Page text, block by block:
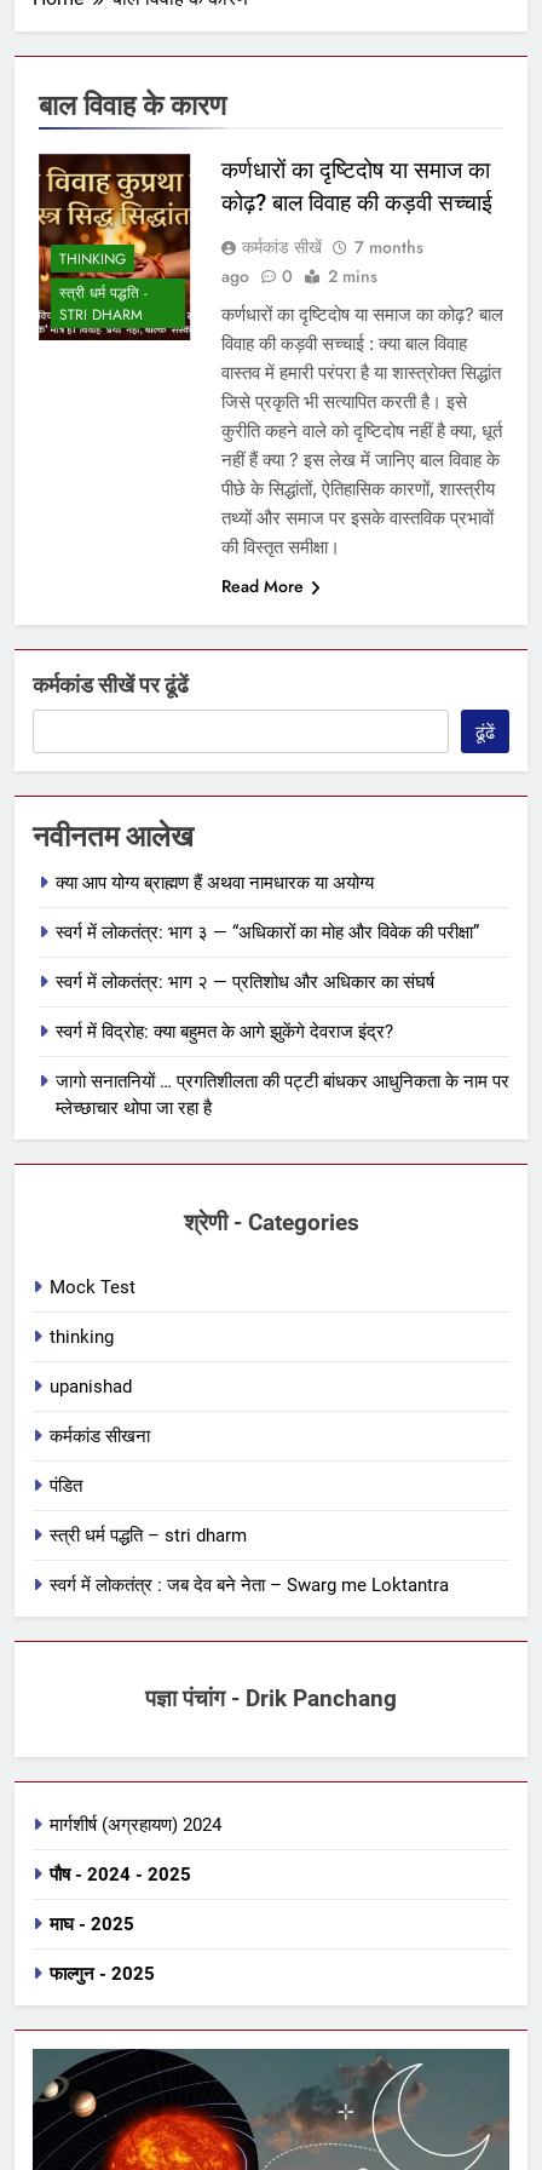
बाल विवाह के कारण
THINKING
स्त्री धर्म पद्धति -
STRI DHARM
कर्णधारों का दृष्टिदोष या समाज का
कोढ़? बाल विवाह की कड़वी सच्चाई
कर्मकांड सीखें
7 months
ago
0 2 mins
कर्णधारों का दृष्टिदोष या समाज का कोढ़? बाल
विवाह की कड़वी सच्चाई : क्या बाल विवाह
वास्तव में हमारी परंपरा है या शास्त्रोक्त सिद्धांत
जिसे प्रकृति भी सत्यापित करती है। इसे
कुरीति कहने वाले को दृष्टिदोष नहीं है क्या, धूर्त
नहीं हैं क्या ? इस लेख में जानिए बाल विवाह के
पीछे के सिद्धांतों, ऐतिहासिक कारणों, शास्त्रीय
तथ्यों और समाज पर इसके वास्तविक प्रभावों
की विस्तृत समीक्षा।
Read More
कर्मकांड सीखें पर ढूंढें
ढूंढें
नवीनतम आलेख
क्या आप योग्य ब्राह्मण हैं अथवा नामधारक या अयोग्य
स्वर्ग में लोकतंत्र: भाग ३ — “अधिकारों का मोह और विवेक की परीक्षा”
स्वर्ग में लोकतंत्र: भाग २ — प्रतिशोध और अधिकार का संघर्ष
स्वर्ग में विद्रोह: क्या बहुमत के आगे झुकेंगे देवराज इंद्र?
जागो सनातनियों … प्रगतिशीलता की पट्टी बांधकर आधुनिकता के नाम पर
म्लेच्छाचार थोपा जा रहा है
श्रेणी - Categories
Mock Test
thinking
upanishad
कर्मकांड सीखना
पंडित
स्त्री धर्म पद्धति – stri dharm
स्वर्ग में लोकतंत्र : जब देव बने नेता – Swarg me Loktantra
पज्ञा पंचांग - Drik Panchang
मार्गशीर्ष (अग्रहायण) 2024
पौष - 2024 - 2025
माघ - 2025
फाल्गुन - 2025